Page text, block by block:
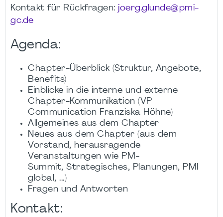
Kontakt für Rückfragen: joerg.glunde@pmi-
gc.de
Agenda:
Chapter-Überblick (Struktur, Angebote,
Benefits)
Einblicke in die interne und externe
Chapter-Kommunikation (VP
Communication Franziska Höhne)
Allgemeines aus dem Chapter
Neues aus dem Chapter (aus dem
Vorstand, herausragende
Veranstaltungen wie PM-
Summit, Strategisches, Planungen, PMI
global, ...)
Fragen und Antworten
Kontakt: